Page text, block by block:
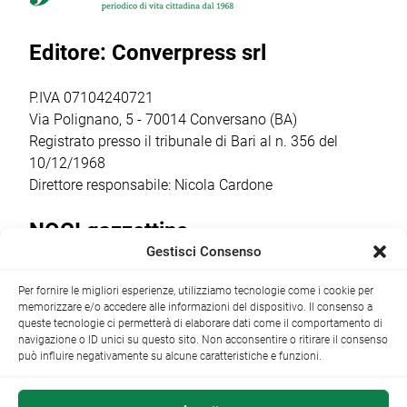
a partire dalle ore
trasformerà gli
cantina […]
parlare di guerra
comunità
ricorrenza ha […]
Editore: Converpress srl
P.IVA 07104240721
Via Polignano, 5 - 70014 Conversano (BA)
Registrato presso il tribunale di Bari al n. 356 del
10/12/1968
Direttore responsabile: Nicola Cardone
NOCI gazzettino
+39 080 4979274|info@nocigazzettino.it Contatti|
Archivio
Gestisci Consenso
Per fornire le migliori esperienze, utilizziamo tecnologie come i cookie per
memorizzare e/o accedere alle informazioni del dispositivo. Il consenso a
queste tecnologie ci permetterà di elaborare dati come il comportamento di
navigazione o ID unici su questo sito. Non acconsentire o ritirare il consenso
può influire negativamente su alcune caratteristiche e funzioni.